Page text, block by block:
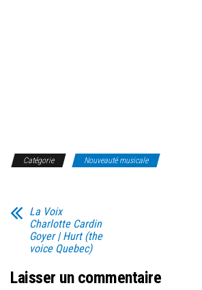
Catégorie Nouveauté musicale
La Voix
Charlotte Cardin
Goyer | Hurt (the
voice Quebec)
Laisser un commentaire